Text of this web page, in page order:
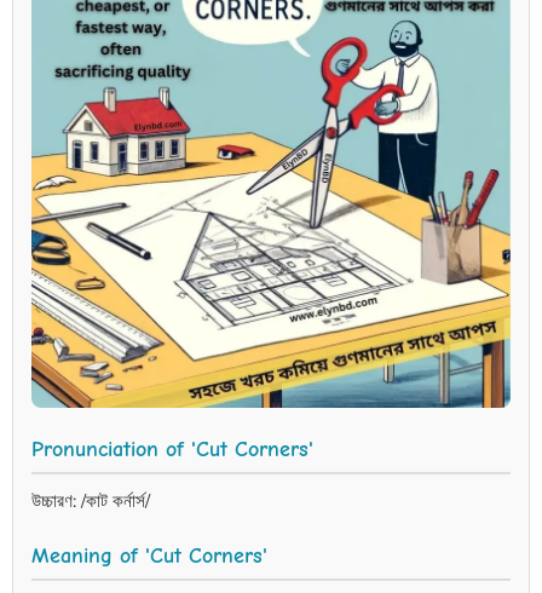
Pronunciation of 'Cut Corners'
উচ্চারণ: /কাট কর্নার্স/
Meaning of 'Cut Corners'